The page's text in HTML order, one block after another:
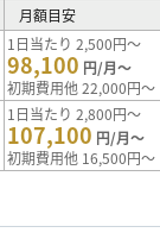
月額目安
1日当たり 2,500円～
98,100 円/月～
初期費用他 22,000円～
1日当たり 2,800円～
107,100 円/月～
初期費用他 16,500円～